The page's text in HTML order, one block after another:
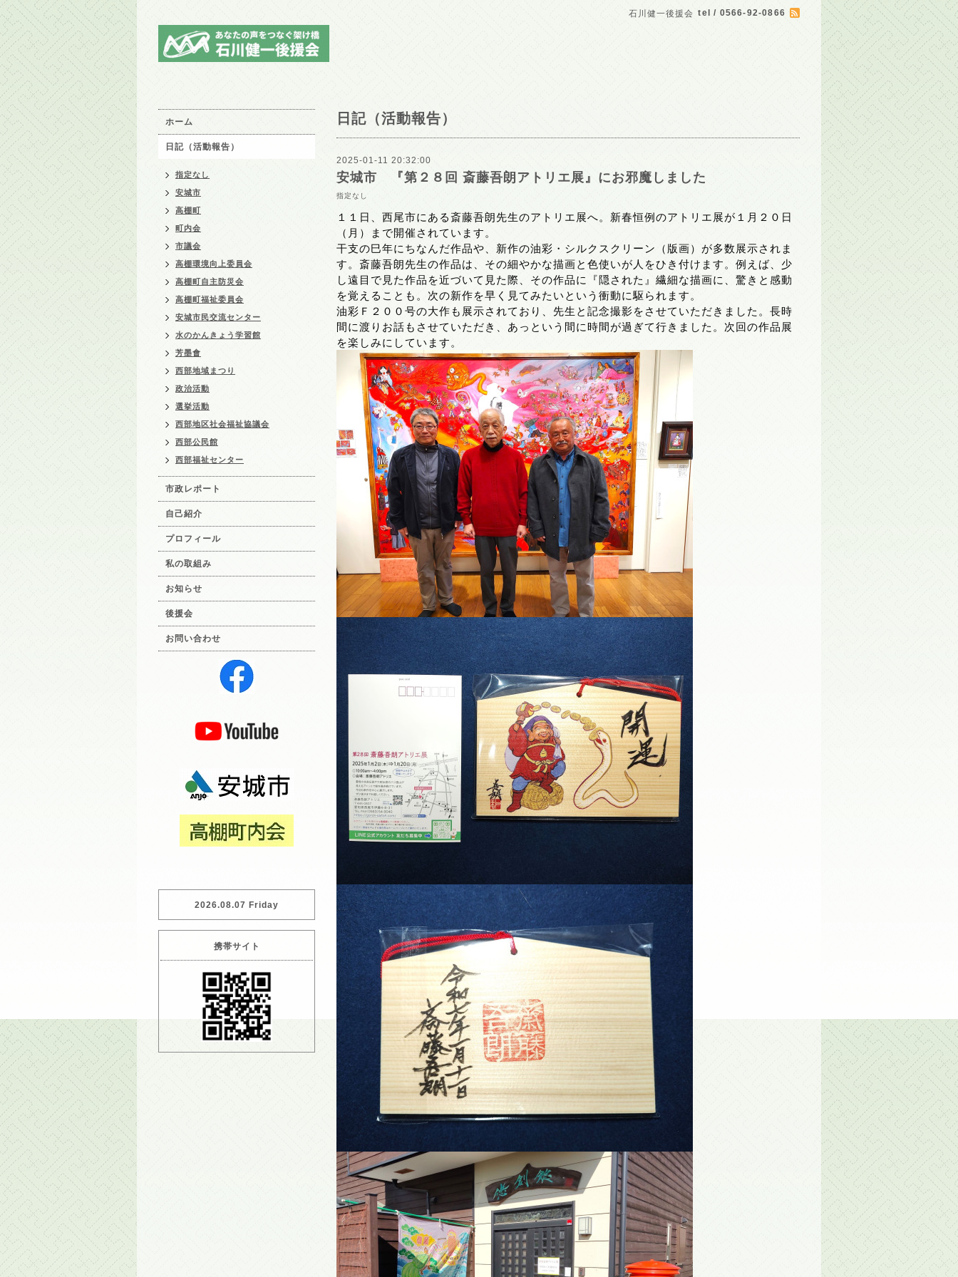
石川健一後援会 tel / 0566-92-0866
日記（活動報告）
2025-01-11 20:32:00
安城市 『第２８回 斎藤吾朗アトリエ展』にお邪魔しました
指定なし
１１日、西尾市にある斎藤吾朗先生のアトリエ展へ。新春恒例のアトリエ展が１月２０日
（月）まで開催されています。
干支の巳年にちなんだ作品や、新作の油彩・シルクスクリーン（版画）が多数展示されま
す。斎藤吾朗先生の作品は、その細やかな描画と色使いが人をひき付けます。例えば、少
し遠目で見た作品を近づいて見た際、その作品に『隠された』繊細な描画に、驚きと感動
を覚えることも。次の新作を早く見てみたいという衝動に駆られます。
油彩Ｆ２００号の大作も展示されており、先生と記念撮影をさせていただきました。長時
間に渡りお話もさせていただき、あっという間に時間が過ぎて行きました。次回の作品展
を楽しみにしています。
ホーム
日記（活動報告）
指定なし
安城市
高棚町
町内会
市議会
高棚環境向上委員会
高棚町自主防災会
高棚町福祉委員会
安城市民交流センター
水のかんきょう学習館
芳墨會
西部地域まつり
政治活動
選挙活動
西部地区社会福祉協議会
西部公民館
西部福祉センター
市政レポート
自己紹介
プロフィール
私の取組み
お知らせ
後援会
お問い合わせ
2026.08.07 Friday
携帯サイト